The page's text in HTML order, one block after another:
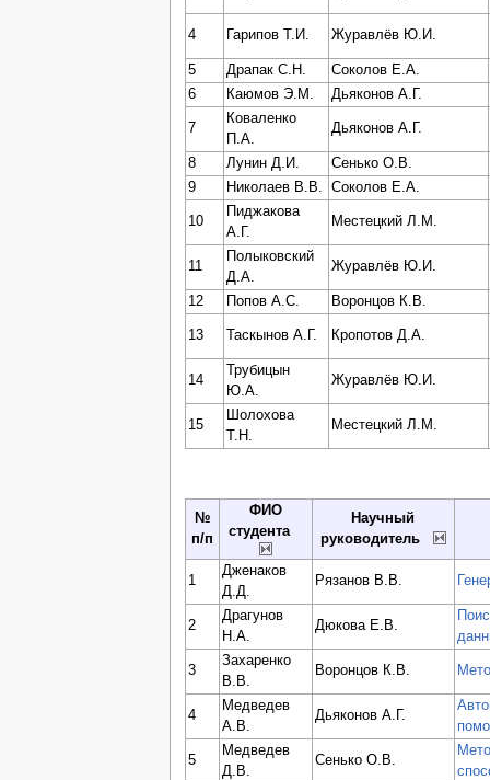
4 Гарипов Т.И. Журавлёв Ю.И.
5 Драпак С.Н.
Соколов Е.А.
6
Каюмов Э.М. Дьяконов А.Г.
7
Коваленко
П.А.
Дьяконов А.Г.
8 Лунин Д.И.
Сенько О.В.
9
Николаев В.В. Соколов Е.А.
10
Пиджакова
А.Г.
Местецкий Л.М.
11
Полыковский
Д.А.
Журавлёв Ю.И.
12 Попов А.С. Воронцов К.В.
13 Таскынов А.Г. Кропотов Д.А.
14
Трубицын
Ю.А.
Журавлёв Ю.И.
15
Шолохова
Т.Н.
Местецкий Л.М.
№
п/п
ФИО
студента
Научный
руководитель
1
Дженаков
Д.Д.
Рязанов В.В.
2
Драгунов
Н.А.
Дюкова Е.В.
3
Захаренко
В.В.
Воронцов К.В.
4
Медведев
А.В.
Дьяконов А.Г.
5
Медведев
Д.В.
Сенько О.В.